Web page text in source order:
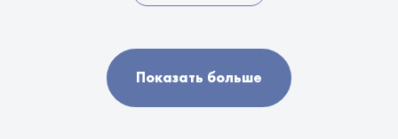
Показать больше